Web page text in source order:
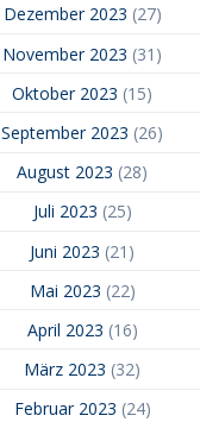
Dezember 2023 (27)
November 2023 (31)
Oktober 2023 (15)
September 2023 (26)
August 2023 (28)
Juli 2023 (25)
Juni 2023 (21)
Mai 2023 (22)
April 2023 (16)
März 2023 (32)
Februar 2023 (24)